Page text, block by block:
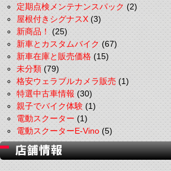
定期点検メンテナンスパック(2)
屋根付きシグナスX(3)
新商品！(25)
新車とカスタムバイク(67)
新車在庫と販売価格(15)
未分類(79)
格安ウェラブルカメラ販売(1)
特選中古車情報(30)
親子でバイク体験(1)
電動スクーター(1)
電動スクーターE-Vino(5)